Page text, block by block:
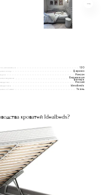
изголовья
120
опор
Дерево
Ронсон
каркаса
Березовая
фанера
Россия
Idealbeds
обивки
Ткань
кроватей Idealbeds?